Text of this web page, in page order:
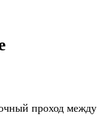
проход между